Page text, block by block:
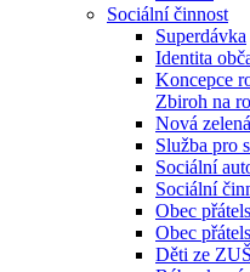
Sociální činnost
Superdávka
Identita
Koncepce
Zbiroh na
Nová
Služba pro
Sociální
Sociální
Obec
Obec
Děti ze